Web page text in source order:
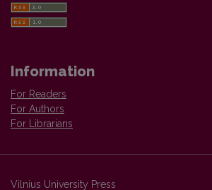
Information
For Readers
For Authors
For Librarians
Vilnius University Press